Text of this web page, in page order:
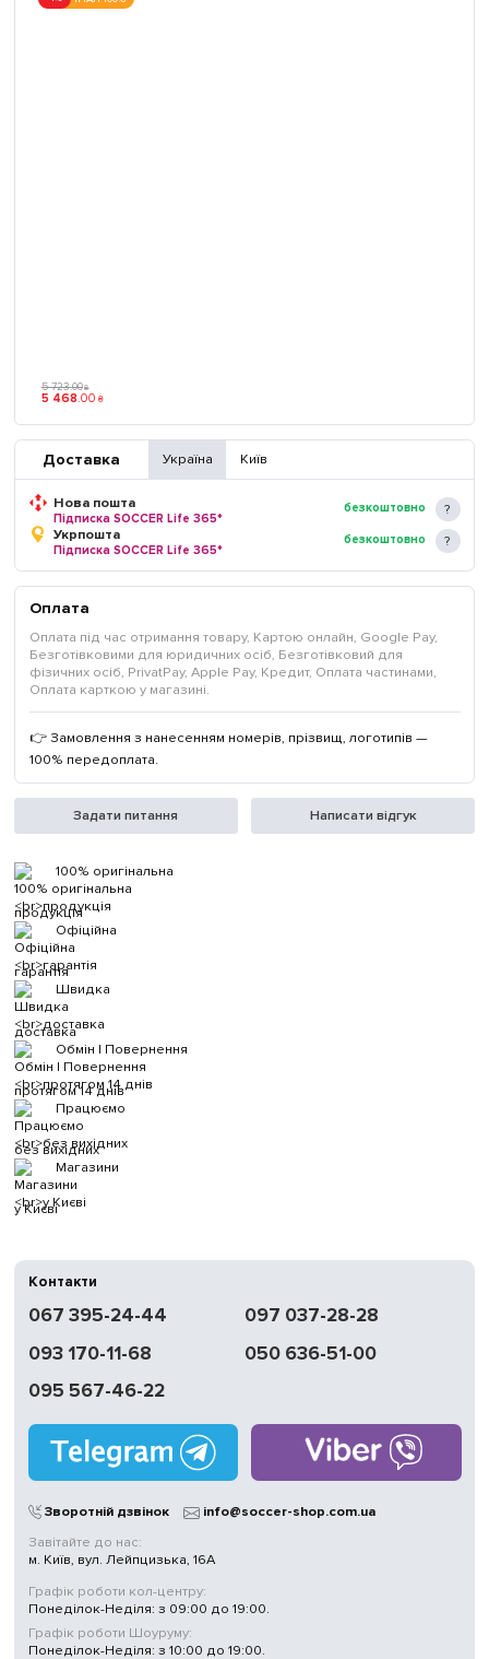
5 723.00 ₴
5 468.00 ₴
Доставка Україна Київ
Нова пошта
Підписка SOCCER Life 365*
безкоштовно
Укрпошта
Підписка SOCCER Life 365*
безкоштовно
Оплата
Оплата під час отримання товару, Картою онлайн, Google Pay,
Безготівковими для юридичних осіб, Безготівковий для
фізичних осіб, PrivatPay, Apple Pay, Кредит, Оплата частинами,
Оплата карткою у магазині.
👉 Замовлення з нанесенням номерів, прізвищ, логотипів —
100% передоплата.
Задати питання Написати відгук
100% оригінальна
продукція
Офіційна
гарантія
Швидка
доставка
Обмін | Повернення
протягом 14 днів
Працюємо
без вихідних
Магазини
у Києві
Контакти
067 395-24-44
097 037-28-28
093 170-11-68
050 636-51-00
095 567-46-22
Зворотній дзвінок
info@soccer-shop.com.ua
Завітайте до нас:
м. Київ, вул. Лейпцизька, 16А
Графік роботи кол-центру:
Понеділок-Неділя: з 09:00 до 19:00.
Графік роботи Шоуруму:
Понеділок-Неділя: з 10:00 до 19:00.